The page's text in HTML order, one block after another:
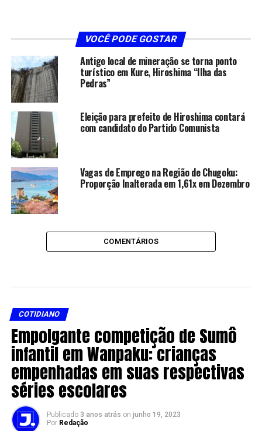
VOCÊ PODE GOSTAR
Antigo local de mineração se torna ponto
turístico em Kure, Hiroshima “Ilha das
Pedras”
Eleição para prefeito de Hiroshima contará
com candidato do Partido Comunista
Vagas de Emprego na Região de Chugoku:
Proporção Inalterada em 1,61x em Dezembro
COMENTÁRIOS
COTIDIANO
Empolgante competição de Sumô
infantil em Wanpaku: crianças
empenhadas em suas respectivas
séries escolares
Publicado 3 anos atrás on junho 19, 2023
Por Redação